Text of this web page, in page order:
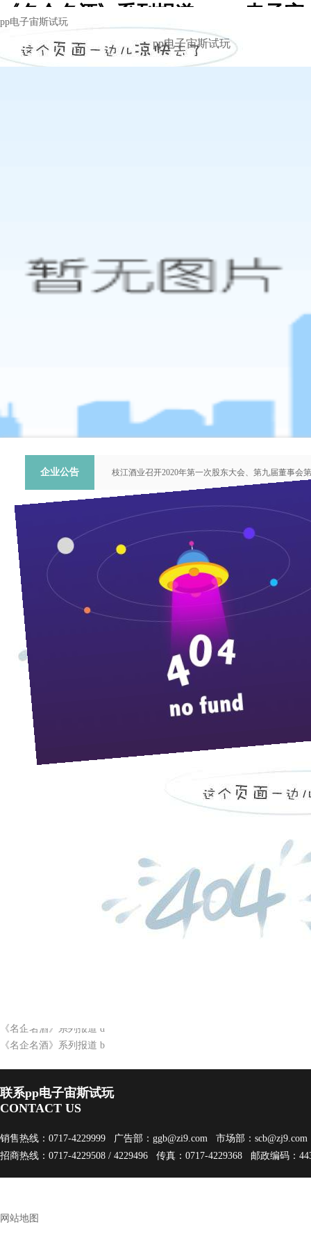
《名企名酒》系列报道 c -pp电子宙
斯试玩
pp电子宙斯试玩
pp电子宙斯试玩
企业公告
枝江酒业召开2020年第一次股东大会、第九届董事会
关于提名推荐第六届中国青年科技工作者协会会员人
枝江酒业召开2015年第一次股东大会、第七届董事会
《名企名酒》系列报道 d
《名企名酒》系列报道 b
联系pp电子宙斯试玩
CONTACT US
销售热线：0717-4229999 广告部： ggb@zi9.com 市场部： scb@zj9.com
招商热线：0717-4229508 / 4229496 传真：0717-4229368 邮政编码：
网站地图